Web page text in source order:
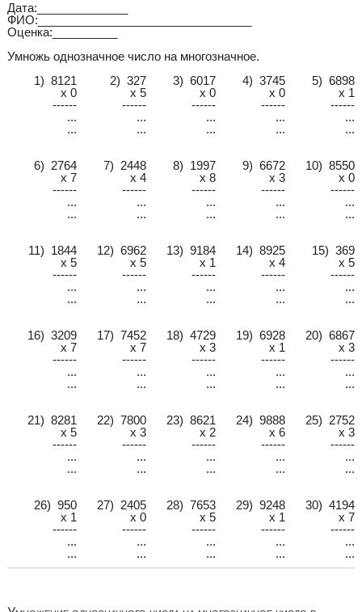
Дата:______________
ФИО:_________________________________
Оценка:__________
Умножь однозначное число на многозначное.
1) 8121
2) 327 3) 6017 4) 3745
5) 6898
x 0
x 5 x 0 x 0
x 1
------
------ ------ ------
------
...
... ... ...
...
...
... ... ... ...
6) 2764 7) 2448 8) 1997 9) 6672
10) 8550
x 7
x 4 x 8 x 3
x 0
------
------ ------ ------
------
...
... ... ...
...
...
... ... ... ...
11) 1844 12) 6962 13) 9184 14) 8925
15) 369
x 5
x 5 x 1 x 4
x 5
------
------ ------ ------
------
...
... ... ...
...
...
... ... ... ...
16) 3209 17) 7452 18) 4729 19) 6928
20) 6867
x 7
x 7 x 3 x 1
x 3
------
------ ------ ------
------
...
... ... ...
...
...
... ... ... ...
21) 8281 22) 7800 23) 8621 24) 9888
25) 2752
x 5
x 3 x 2 x 6
x 3
------
------ ------ ------
------
...
... ... ...
...
...
... ... ... ...
26) 950 27) 2405 28) 7653 29) 9248
30) 4194
x 1
x 0 x 5 x 1
x 7
------
------ ------ ------
------
...
... ... ...
...
...
... ... ... ...